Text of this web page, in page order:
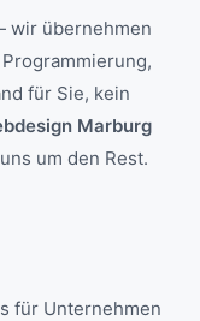
wir übernehmen
für Sie, kein
Marburg
um den Rest.
für Unternehmen